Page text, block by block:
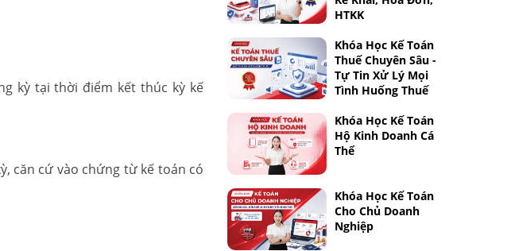
kỳ tại thời điểm kết thúc kỳ kế
căn cứ vào chứng từ kế toán có
HTKK
Khóa Học Kế Toán
Thuế Chuyên Sâu -
Tự Tin Xử Lý Mọi
Tình Huống Thuế
Khóa Học Kế Toán
Hộ Kinh Doanh Cá
Thể
Khóa Học Kế Toán
Cho Chủ Doanh
Nghiệp